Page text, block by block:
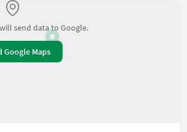
send data to Google.
Google Maps